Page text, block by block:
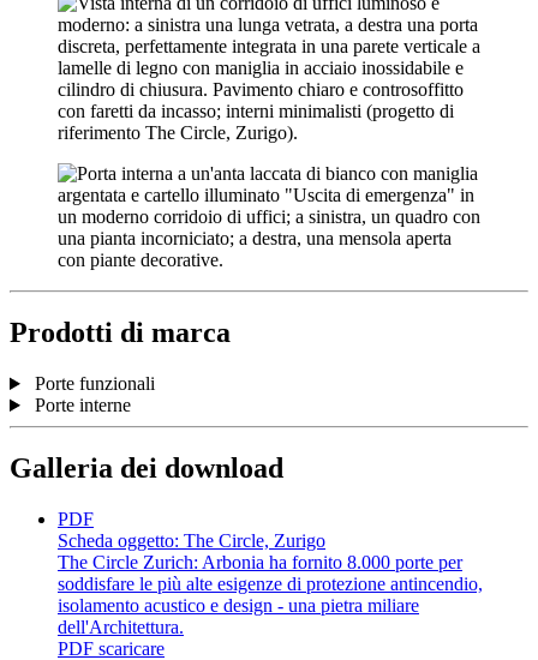
Prodotti di marca
Porte funzionali
Porte interne
Galleria dei download
PDF
Scheda oggetto: The Circle, Zurigo
The Circle Zurich: Arbonia ha fornito 8.000 porte per
soddisfare le più alte esigenze di protezione antincendio,
isolamento acustico e design - una pietra miliare
dell'Architettura.
PDF scaricare